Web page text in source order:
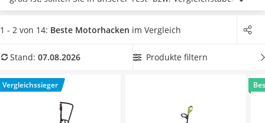
Überwachungskamera
Benzinrasenmäher mit Elektrostart
Löschdecke
Winterharte Palmen
Gasdurchlauferhitzer
darauf achten, dass auch dieArbeitsbreite entsprechend
weitist. Wählen Sie jetzt einModell mit höhenverstellbarem
Überzeugt hat uns hier im August 2026 besonders das
1 - 2 von 14: Beste Motorhacken im Vergleich
Stand: 07.08.2026 Produkte filtern
Vergleichssieger